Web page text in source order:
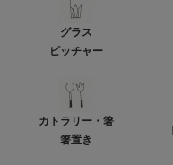
グラス
ピッチャー
カトラリー・箸
箸置き